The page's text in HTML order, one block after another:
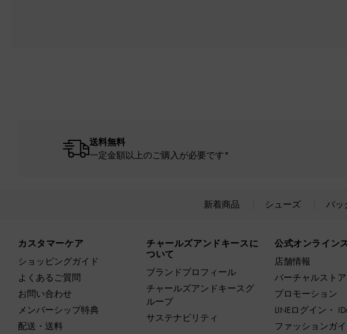
送料無料
一定金額以上のご購入が必要です*
新着商品 シューズ バッ
カスタマーケア
ショッピングガイド
よくあるご質問
お問い合わせ
メンバーシップ特典
配送・送料
チャールズアンドキースに
ついて
ブランドプロフィール
チャールズアンドキースグ
ループ
サステナビリティ
公式オンライン
店舗情報
バーチャルストア
プロモーション
LINEログイン・
ファッションガ